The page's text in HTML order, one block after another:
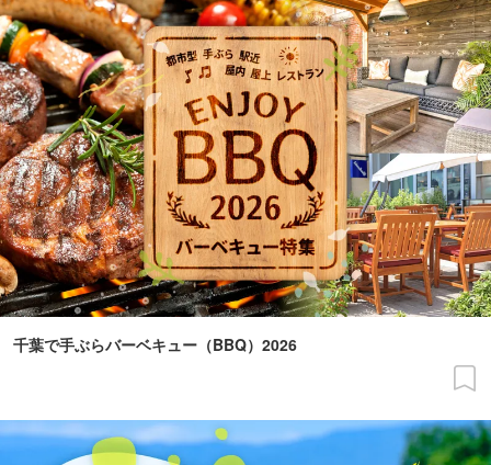
千葉で手ぶらバーベキュー（BBQ）2026